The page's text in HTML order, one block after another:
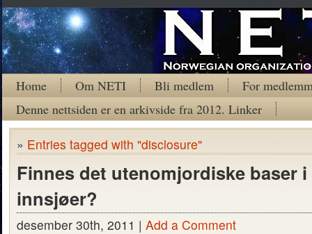
Home Om NETI Bli medlem
For
Denne nettsiden er en arkivside fra 2012. Linker
» Entries tagged with "disclosure"
Finnes det utenomjordiske baser i
innsjøer?
desember 30th, 2011 | Add a Comment